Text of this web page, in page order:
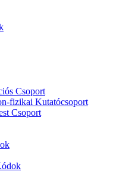
Csoport
fizikai Kutatócsoport
Csoport